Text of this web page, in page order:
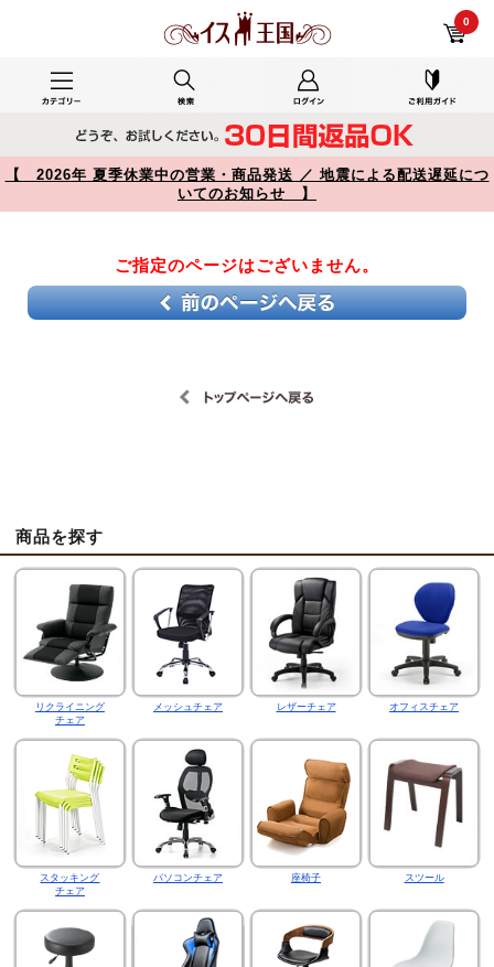
0
【 2026年 夏季休業中の営業・商品発送 ／ 地震による配送遅延につ
いてのお知らせ 】
ご指定のページはございません。
商品を探す
リクライニング
チェア
メッシュチェア レザーチェア オフィスチェア
スタッキング
チェア
パソコンチェア 座椅子 スツール